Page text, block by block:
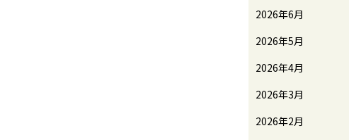
2026年6月
2026年5月
2026年4月
2026年3月
2026年2月